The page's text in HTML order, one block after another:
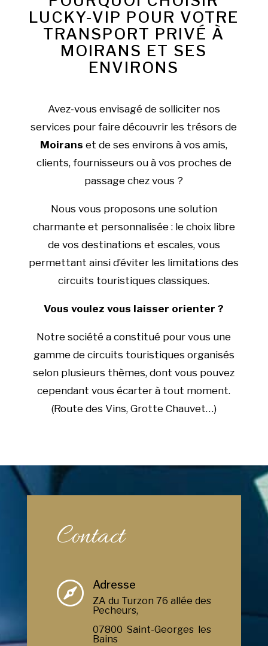
LUCKY-VIP POUR VOTRE
TRANSPORT PRIVÉ À
MOIRANS ET SES
ENVIRONS
Avez-vous envisagé de solliciter nos
services pour faire découvrir les trésors de
Moirans et de ses environs à vos amis,
clients, fournisseurs ou à vos proches de
passage chez vous ?
Nous vous proposons une solution
charmante et personnalisée : le choix libre
de vos destinations et escales, vous
permettant ainsi d’éviter les limitations des
circuits touristiques classiques.
Vous voulez vous laisser orienter ?
Notre société a constitué pour vous une
gamme de circuits touristiques organisés
selon plusieurs thèmes, dont vous pouvez
cependant vous écarter à tout moment.
(Route des Vins, Grotte Chauvet…)
Contact
 Adresse
ZA du Turzon 76 allée des
Pecheurs,
07800 Saint-Georges les
Bains